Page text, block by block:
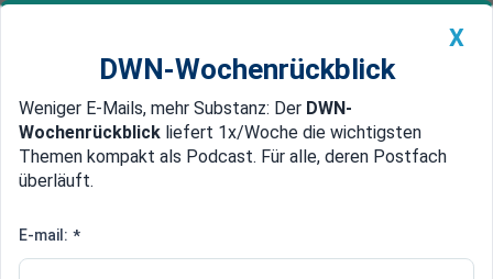
Newsticker MEIN DWN: Geldanlage Premium
Edelmetalle DWN-Magazin China
Gründe unklar
Unister meldet nach Tod des
X
DWN-Wochenrückblick
Weniger E-Mails, mehr Substanz: Der DWN-
Wochenrückblick liefert 1x/Woche die wichtigsten
Themen kompakt als Podcast. Für alle, deren Postfach
überläuft.
E-mail: *